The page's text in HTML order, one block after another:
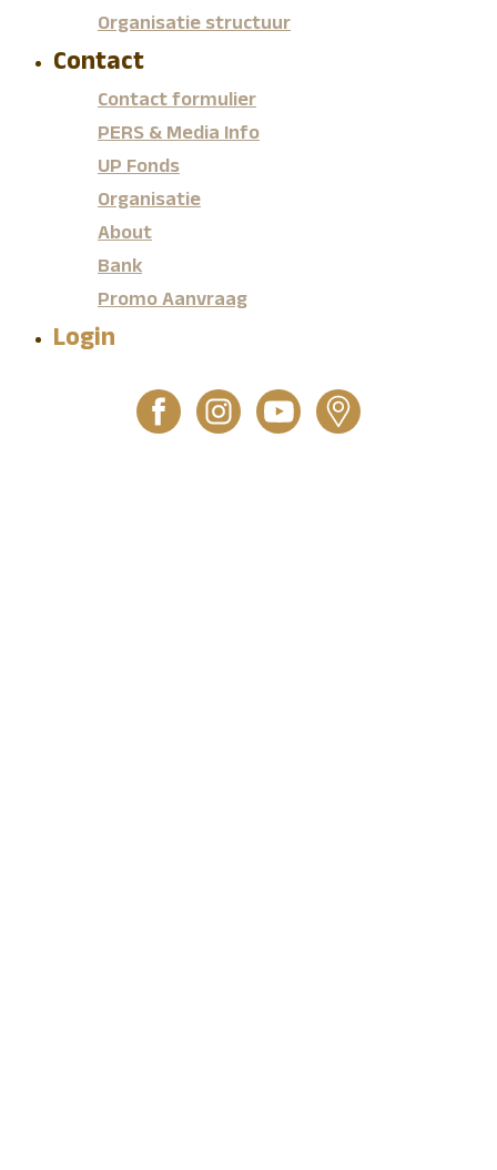
Organisatie structuur
Contact
Contact formulier
PERS & Media Info
UP Fonds
Organisatie
About
Bank
Promo Aanvraag
Login